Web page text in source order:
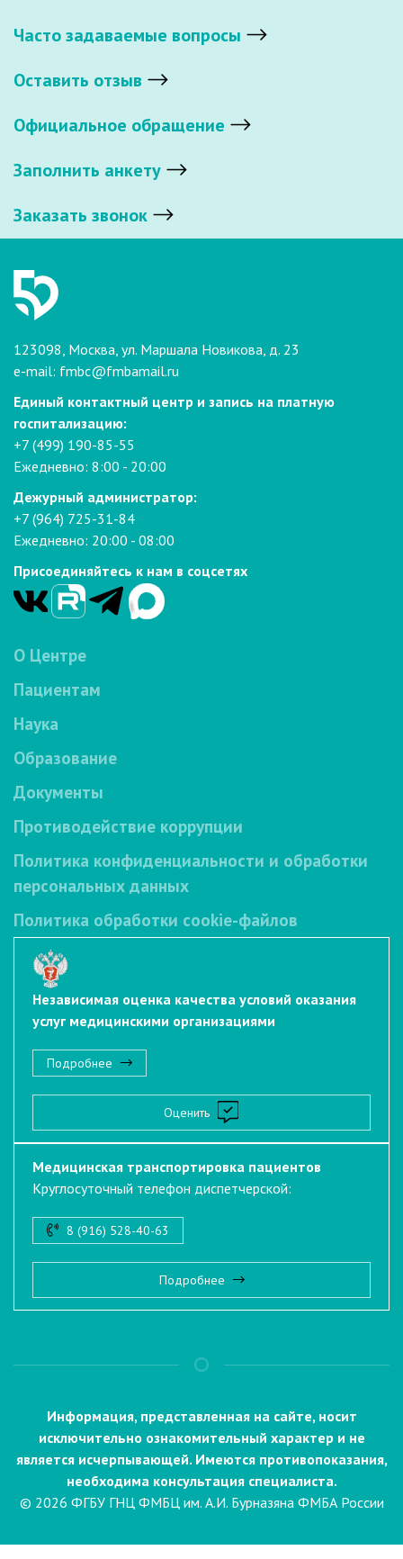
Часто задаваемые вопросы
Оставить отзыв
Официальное обращение
Заполнить анкету
Заказать звонок
123098, Москва, ул. Маршала Новикова, д. 23
e-mail: fmbc@fmbamail.ru
Единый контактный центр и запись на платную
госпитализацию:
+7 (499) 190-85-55
Ежедневно: 8:00 - 20:00
Дежурный администратор:
+7 (964) 725-31-84
Ежедневно: 20:00 - 08:00
Присоединяйтесь к нам в соцсетях
О Центре
Пациентам
Наука
Образование
Документы
Противодействие коррупции
Политика конфиденциальности и обработки
персональных данных
Политика обработки cookie-файлов
Независимая оценка качества условий оказания
услуг медицинскими организациями
Подробнее
Оценить
Медицинская транспортировка пациентов
Круглосуточный телефон диспетчерской:
8 (916) 528-40-63
Подробнее
Информация, представленная на сайте, носит
исключительно ознакомительный характер и не
является исчерпывающей. Имеются противопоказания,
необходима консультация специалиста.
© 2026 ФГБУ ГНЦ ФМБЦ им. А.И. Бурназяна ФМБА России